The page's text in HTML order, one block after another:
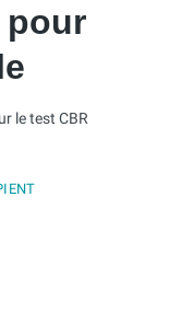
pour
le test CBR